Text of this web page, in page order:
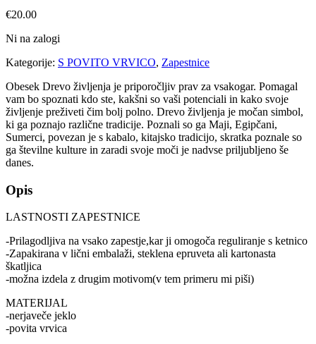
€20.00
Ni na zalogi
Kategorije: S POVITO VRVICO, Zapestnice
Obesek Drevo življenja je priporočljiv prav za vsakogar. Pomagal
vam bo spoznati kdo ste, kakšni so vaši potenciali in kako svoje
življenje preživeti čim bolj polno. Drevo življenja je močan simbol,
ki ga poznajo različne tradicije. Poznali so ga Maji, Egipčani,
Sumerci, povezan je s kabalo, kitajsko tradicijo, skratka poznale so
ga številne kulture in zaradi svoje moči je nadvse priljubljeno še
danes.
Opis
LASTNOSTI ZAPESTNICE
-Prilagodljiva na vsako zapestje,kar ji omogoča reguliranje s ketnico
-Zapakirana v lični embalaži, steklena epruveta ali kartonasta
škatljica
-možna izdela z drugim motivom(v tem primeru mi piši)
MATERIJAL
-nerjaveče jeklo
-povita vrvica